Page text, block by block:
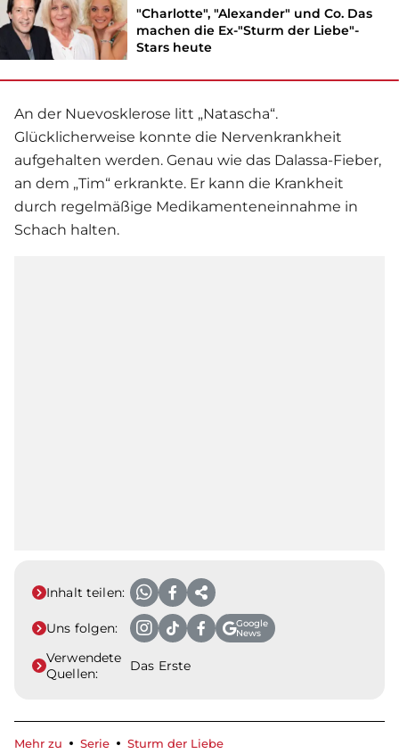
"Charlotte", "Alexander" und Co. Das
machen die Ex-"Sturm der Liebe"-
Stars heute
An der Nuevosklerose litt „Natascha“.
Glücklicherweise konnte die Nervenkrankheit
aufgehalten werden. Genau wie das Dalassa-Fieber,
an dem „Tim“ erkrankte. Er kann die Krankheit
durch regelmäßige Medikamenteneinnahme in
Schach halten.
Inhalt teilen:
Uns folgen:
Google
News
Verwendete
Quellen:
Das Erste
Mehr zu Serie Sturm der Liebe